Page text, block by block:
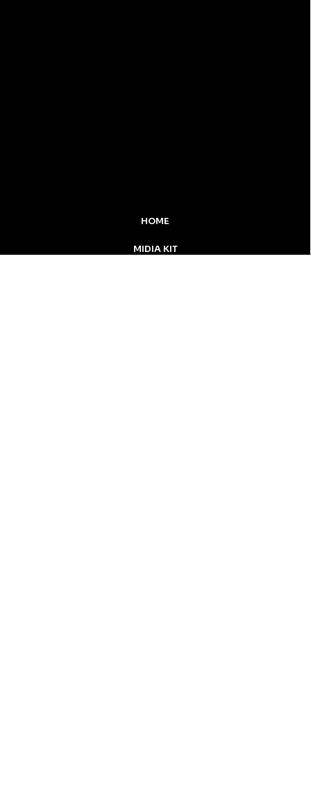
HOME
MIDIA KIT